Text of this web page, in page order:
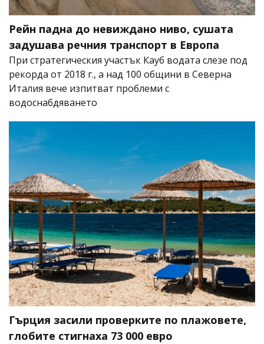
Рейн падна до невиждано ниво, сушата
задушава речния транспорт в Европа
При стратегическия участък Кауб водата слезе под
рекорда от 2018 г., а над 100 общини в Северна
Италия вече изпитват проблеми с
водоснабдяването
Гърция засили проверките по плажовете,
глобите стигнаха 73 000 евро